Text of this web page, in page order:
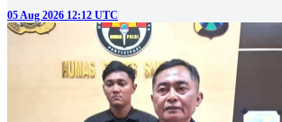
05 Aug 2026 12:12 UTC